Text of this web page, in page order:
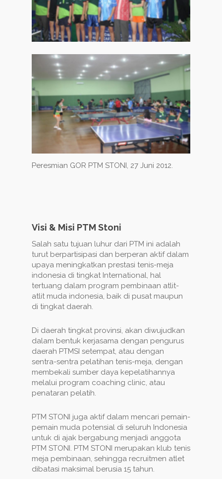
Peresmian GOR PTM STONI, 27 Juni 2012.
Visi & Misi PTM Stoni
Salah satu tujuan luhur dari PTM ini adalah
turut berpartisipasi dan berperan aktif dalam
upaya meningkatkan prestasi tenis-meja
indonesia di tingkat International, hal
tertuang dalam program pembinaan atlit-
atlit muda indonesia, baik di pusat maupun
di tingkat daerah.
Di daerah tingkat provinsi, akan diwujudkan
dalam bentuk kerjasama dengan pengurus
daerah PTMSI setempat, atau dengan
sentra-sentra pelatihan tenis-meja, dengan
membekali sumber daya kepelatihannya
melalui program coaching clinic, atau
penataran pelatih.
PTM STONI juga aktif dalam mencari pemain-
pemain muda potensial di seluruh Indonesia
untuk di ajak bergabung menjadi anggota
PTM STONI. PTM STONI merupakan klub tenis
meja pembinaan, sehingga recruitmen atlet
dibatasi maksimal berusia 15 tahun.